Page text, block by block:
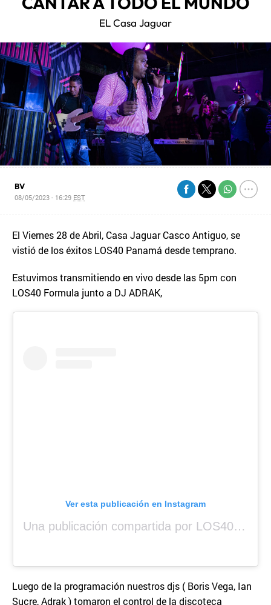
EL Casa Jaguar
BV
08/05/2023 - 16:29 EST
El Viernes 28 de Abril, Casa Jaguar Casco Antiguo, se
vistió de los éxitos LOS40 Panamá desde temprano.
Estuvimos transmitiendo en vivo desde las 5pm con
LOS40 Formula junto a DJ ADRAK,
Ver esta publicación en Instagram
Una publicación compartida por LOS40 Panamá (@los40panama)
Luego de la programación nuestros djs ( Boris Vega, Ian
Sucre, Adrak ) tomaron el control de la discoteca